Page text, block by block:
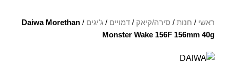
ראשי / חנות / סירה/קיאק / דמויים / ג'יגים /
Daiwa Morethan
Monster Wake 156F 156mm 40g